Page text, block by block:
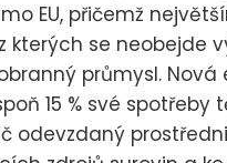
EU, přičemž
kterých se neobejde
průmysl.
15 % své
odevzdaný